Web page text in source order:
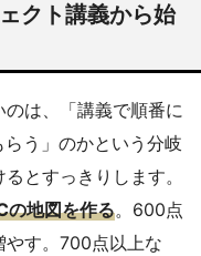
クト講義から始
は、「講義で順番に
う」のかという分岐
とすっきりします。
の地図を作る。600点
やす。700点以上な